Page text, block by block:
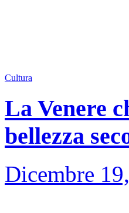
Cultura
La Venere
bellezza
Dicembre